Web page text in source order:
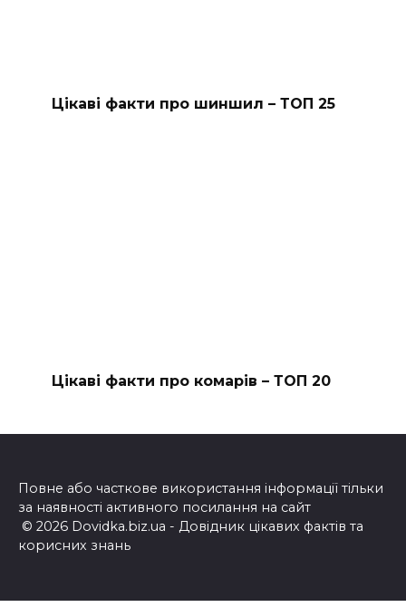
Цікаві факти про шиншил – ТОП 25
Цікаві факти про комарів – ТОП 20
Повне або часткове використання інформації тільки
за наявності активного посилання на сайт
© 2026 Dovidka.biz.ua - Довідник цікавих фактів та
корисних знань